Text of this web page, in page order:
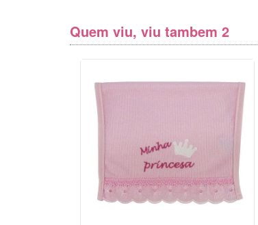
Quem viu, viu tambem 2